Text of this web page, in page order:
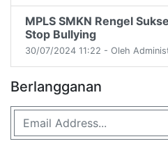
MPLS SMKN Rengel
Stop Bullying
30/07/2024 11:22 - Oleh
Berlangganan